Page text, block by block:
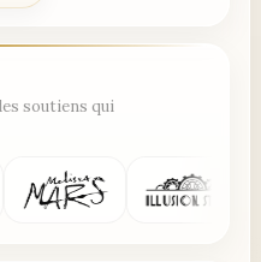
soutiens qui